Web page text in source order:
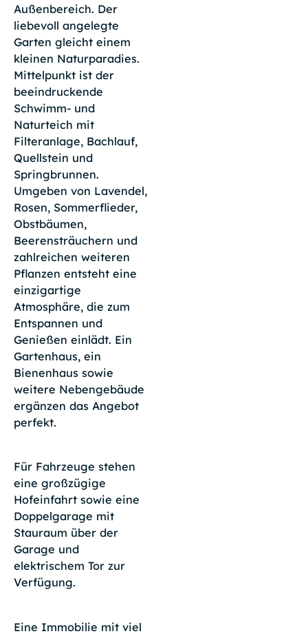
Außenbereich. Der
liebevoll angelegte
Garten gleicht einem
kleinen Naturparadies.
Mittelpunkt ist der
beeindruckende
Schwimm- und
Naturteich mit
Filteranlage, Bachlauf,
Quellstein und
Springbrunnen.
Umgeben von Lavendel,
Rosen, Sommerflieder,
Obstbäumen,
Beerensträuchern und
zahlreichen weiteren
Pflanzen entsteht eine
einzigartige
Atmosphäre, die zum
Entspannen und
Genießen einlädt. Ein
Gartenhaus, ein
Bienenhaus sowie
weitere Nebengebäude
ergänzen das Angebot
perfekt.
Für Fahrzeuge stehen
eine großzügige
Hofeinfahrt sowie eine
Doppelgarage mit
Stauraum über der
Garage und
elektrischem Tor zur
Verfügung.
Eine Immobilie mit viel